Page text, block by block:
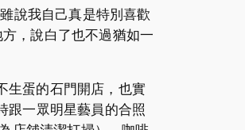
說我自己真是特別喜歡
，說白了也不過猶如一
生蛋的石門開店，也實
跟一眾明星藝員的合照